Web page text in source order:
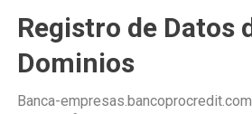
Registro de Datos
Dominios
Banca-